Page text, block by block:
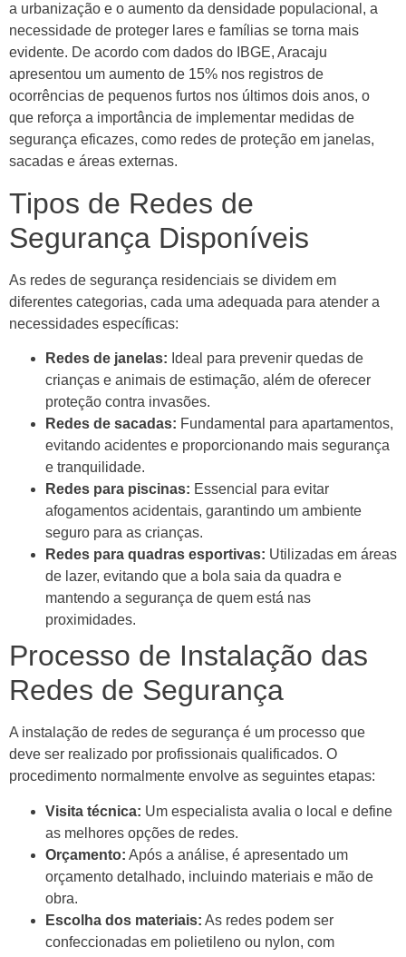
a urbanização e o aumento da densidade populacional, a
necessidade de proteger lares e famílias se torna mais
evidente. De acordo com dados do IBGE, Aracaju
apresentou um aumento de 15% nos registros de
ocorrências de pequenos furtos nos últimos dois anos, o
que reforça a importância de implementar medidas de
segurança eficazes, como redes de proteção em janelas,
sacadas e áreas externas.
Tipos de Redes de
Segurança Disponíveis
As redes de segurança residenciais se dividem em
diferentes categorias, cada uma adequada para atender a
necessidades específicas:
Redes de janelas: Ideal para prevenir quedas de
crianças e animais de estimação, além de oferecer
proteção contra invasões.
Redes de sacadas: Fundamental para apartamentos,
evitando acidentes e proporcionando mais segurança
e tranquilidade.
Redes para piscinas: Essencial para evitar
afogamentos acidentais, garantindo um ambiente
seguro para as crianças.
Redes para quadras esportivas: Utilizadas em áreas
de lazer, evitando que a bola saia da quadra e
mantendo a segurança de quem está nas
proximidades.
Processo de Instalação das
Redes de Segurança
A instalação de redes de segurança é um processo que
deve ser realizado por profissionais qualificados. O
procedimento normalmente envolve as seguintes etapas:
Visita técnica: Um especialista avalia o local e define
as melhores opções de redes.
Orçamento: Após a análise, é apresentado um
orçamento detalhado, incluindo materiais e mão de
obra.
Escolha dos materiais: As redes podem ser
confeccionadas em polietileno ou nylon, com